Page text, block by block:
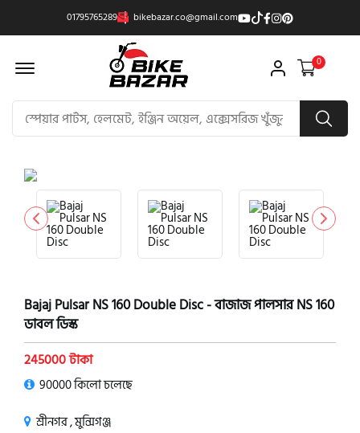
01795765289 bikebazar.co@gmail.com
Offcanvas Menu Open 0
product view
Bajaj Pulsar NS 160 Double Disc - বাজাজ পালসার NS 160
ডাবল ডিস্ক
245000 টাকা
90000 কিলো চলেছে
শ্রীনগর , মুন্সিগঞ্জ